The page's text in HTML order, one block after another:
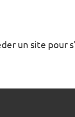
un site pour